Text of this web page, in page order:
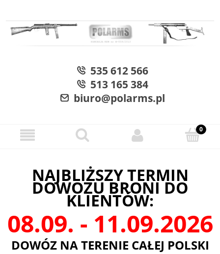
535 612 566
513 165 384
biuro@polarms.pl
NAJBLIŻSZY TERMIN
DOWOZU BRONI DO
KLIENTÓW:
08.09. - 11.09.2026
DOWÓZ NA TERENIE CAŁEJ POLSKI